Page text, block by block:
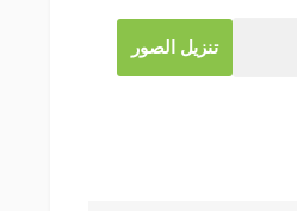
تنزيل الصور